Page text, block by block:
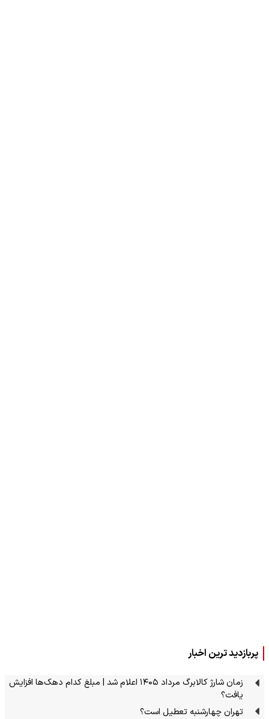
پربازدید ترین اخبار
زمان شارژ کالابرگ مرداد ۱۴۰۵ اعلام شد | مبلغ کدام دهک‌ها افزایش
یافت؟
تهران چهارشنبه تعطیل است؟